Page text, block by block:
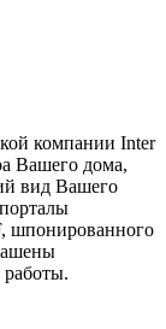
компании Inter
Вашего дома,
вид Вашего
шпонированного
работы.